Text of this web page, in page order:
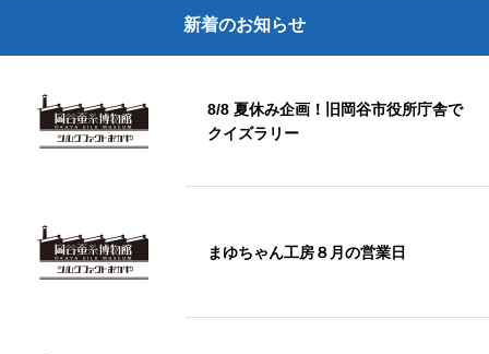
新着のお知らせ
8/8 夏休み企画！旧岡谷市役所庁舎で
クイズラリー
まゆちゃん工房８月の営業日